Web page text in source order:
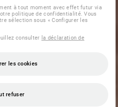
à tout moment avec effet futur via
politique de confidentialité. Vous
sélection sous « Configurer les
consulter la déclaration de
les cookies
refuser